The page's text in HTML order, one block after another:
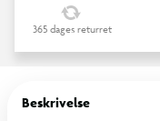
365 dages returret
Beskrivelse